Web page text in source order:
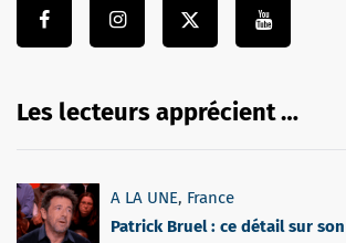
Les lecteurs apprécient …
A LA UNE, France
Patrick Bruel : ce détail sur